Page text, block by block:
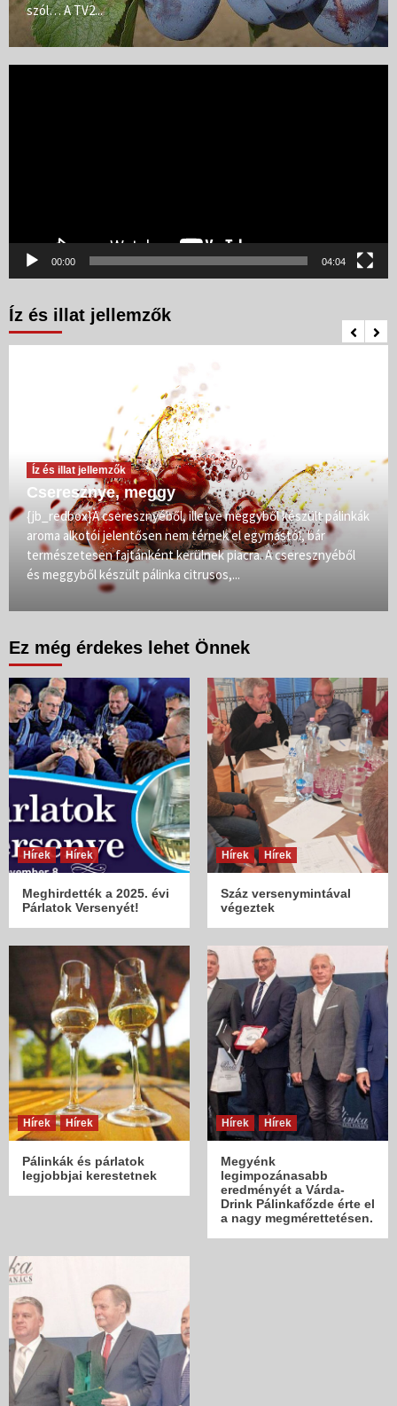
szól… A TV2...
00:00 04:04
Íz és illat jellemzők
Íz és illat jellemzők
Cseresznye, meggy
{jb_redbox}A cseresznyéből, illetve meggyből készült pálinkák
aroma alkotói jelentősen nem térnek el egymástól, bár
természetesen fajtánként kerülnek piacra. A cseresznyéből
és meggyből készült pálinka citrusos,...
Ez még érdekes lehet Önnek
Hírek Hírek
Meghirdették a 2025. évi
Párlatok Versenyét!
Hírek Hírek
Száz versenymintával
végeztek
Hírek Hírek
Pálinkák és párlatok
legjobbjai kerestetnek
Hírek Hírek
Megyénk
legimpozánasabb
eredményét a Várda-
Drink Pálinkafőzde érte el
a nagy megmérettetésen.